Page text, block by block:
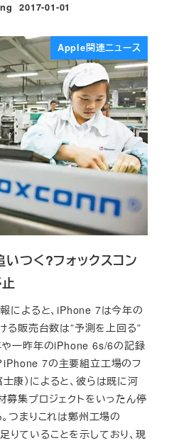
投稿日
2017-01-01
Apple関連ニュース
つく?フォックスコン
によると、iPhone 7は今年の
る販売台数は”予測を上回る”
や一昨年のiPhone 6s/6の記録
iPhone 7の主要組立工場のフ
康）によると、彼らは既に河
集プロジェクトをいったん停
つまりこれは鄭州工場の
ていることを示しており、現